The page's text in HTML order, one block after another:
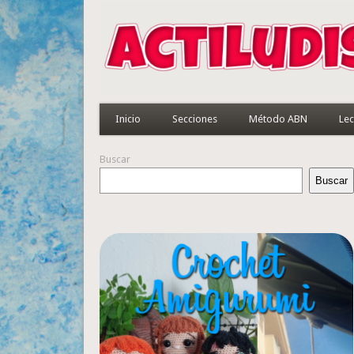
Inicio Secciones Método ABN
Buscar
Buscar